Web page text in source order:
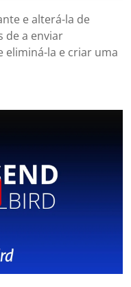
e alterá-la de
de a enviar
eliminá-la e criar uma